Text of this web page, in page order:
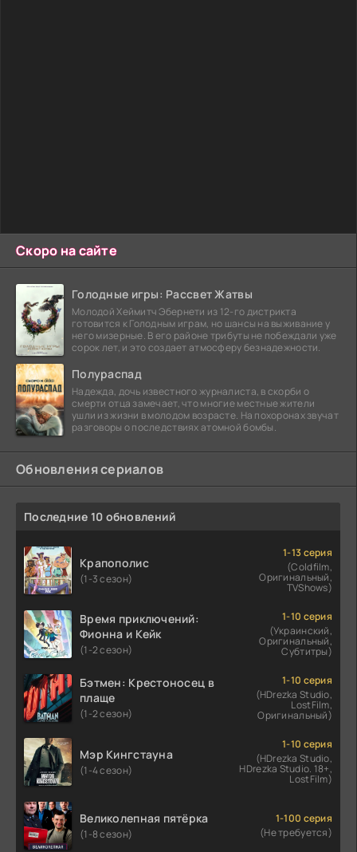
Скоро на сайте
Голодные игры: Рассвет Жатвы
Молодой Хеймитч Эбернети из 12-го дистрикта
готовится к Голодным играм, но шансы на выживание у
него мизерные. В его районе трибуты не побеждали уже
сорок лет, и это создает атмосферу безнадежности.
Полураспад
Надежда, дочь известного журналиста, в скорби о
смерти отца замечает, что многие местные жители
ушли из жизни в молодом возрасте. На похоронах звучат
разговоры о последствиях атомной бомбы.
Обновления сериалов
Последние 10 обновлений
Крапополис
(1-3 сезон)
1-13 серия
(Coldfilm,
Оригинальный,
TVShows)
Время приключений:
Фионна и Кейк
(1-2 сезон)
1-10 серия
(Украинский,
Оригинальный,
Субтитры)
Бэтмен: Крестоносец в
плаще
(1-2 сезон)
1-10 серия
(HDrezka Studio,
LostFilm,
Оригинальный)
Мэр Кингстауна
(1-4 сезон)
1-10 серия
(HDrezka Studio,
HDrezka Studio. 18+,
LostFilm)
Великолепная пятёрка
(1-8 сезон)
1-100 серия
(Не требуется)